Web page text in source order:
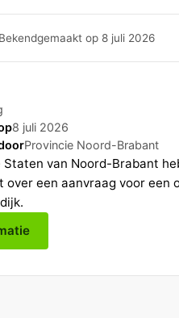
Bekendgemaakt op 8 juli 2026
8 juli 2026
Provincie Noord-Brabant
Staten van Noord-Brabant
over een aanvraag voor